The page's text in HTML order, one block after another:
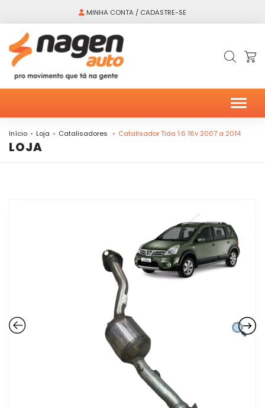
MINHA CONTA / CADASTRE-SE
Início Loja Catalisadores Catalisador Tida 1.6 16v 2007 a 2014
LOJA